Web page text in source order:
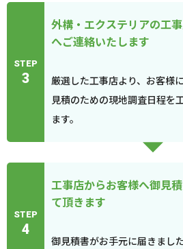
STEP
3
外構・エクステリアの工
へご連絡いたします
厳選した工事店より、お客様
見積のための現地調査日程を
ます。
STEP
4
工事店からお客様へ御見
て頂きます
御見積書がお手元に届きまし